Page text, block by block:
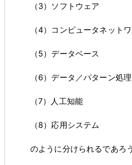
（3）ソフトウェア
（4）コンピュータネット
（5）データベース
（6）データ／パターン処理
（7）人工知能
（8）応用システム
のように分けられるであろ